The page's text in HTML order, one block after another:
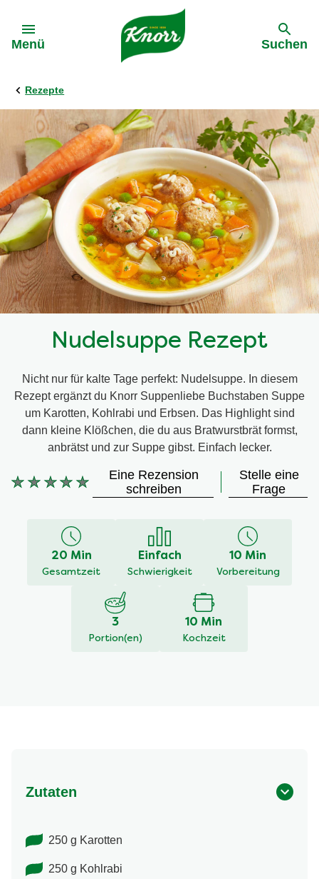
Menü Suchen
Rezepte
Nudelsuppe Rezept
Nicht nur für kalte Tage perfekt: Nudelsuppe. In diesem
Rezept ergänzt du Knorr Suppenliebe Buchstaben Suppe
um Karotten, Kohlrabi und Erbsen. Das Highlight sind
dann kleine Klößchen, die du aus Bratwurstbrät formst,
anbrätst und zur Suppe gibst. Einfach lecker.
Keine
abgegeben
Eine Rezension
schreiben
Stelle eine
Frage
20 Min
Gesamtzeit
Einfach
Schwierigkeit
10 Min
Vorbereitung
3
Portion(en)
10 Min
Kochzeit
Zutaten
250 g Karotten
250 g Kohlrabi